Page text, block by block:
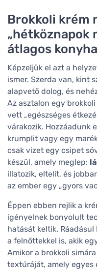
Brokkoli krém
„hétköznapok
átlagos
Képzeljük el azt a
ismer. Szerda van, kint
alapvető dolog, és
Az asztalon egy
vett „egészséges
várakozik. Hozzáadunk
krumplit vagy egy
csak vizet egy csipet
készül, amely meglep:
illatozik, eltelít, és
az ember egy „gyors
Éppen ebben rejlik a
igényelnek bonyolult
hatását keltik.
a felnőttekkel is, akik
Amikor a brokkoli
textúráját, amely egyes